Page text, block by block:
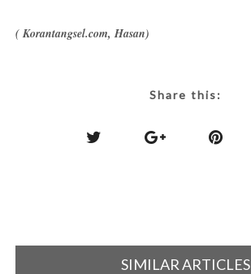
( Korantangsel.com, Hasan)
Share this:
SIMILAR ARTICLES